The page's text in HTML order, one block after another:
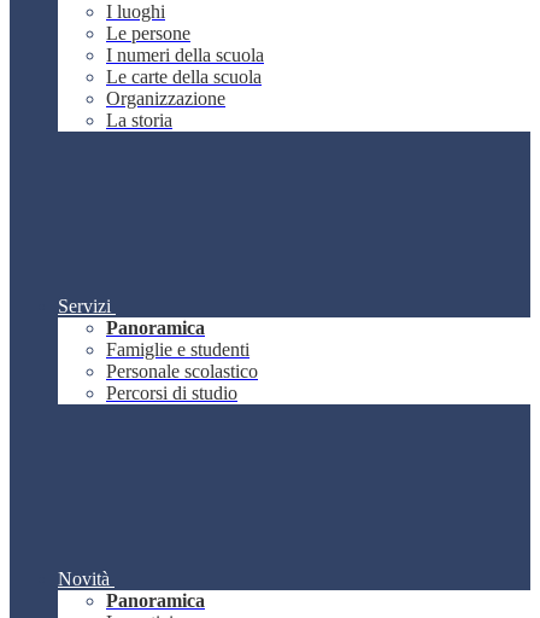
I luoghi
Le persone
I numeri della scuola
Le carte della scuola
Organizzazione
La storia
Servizi
Panoramica
Famiglie e studenti
Personale scolastico
Percorsi di studio
Novità
Panoramica